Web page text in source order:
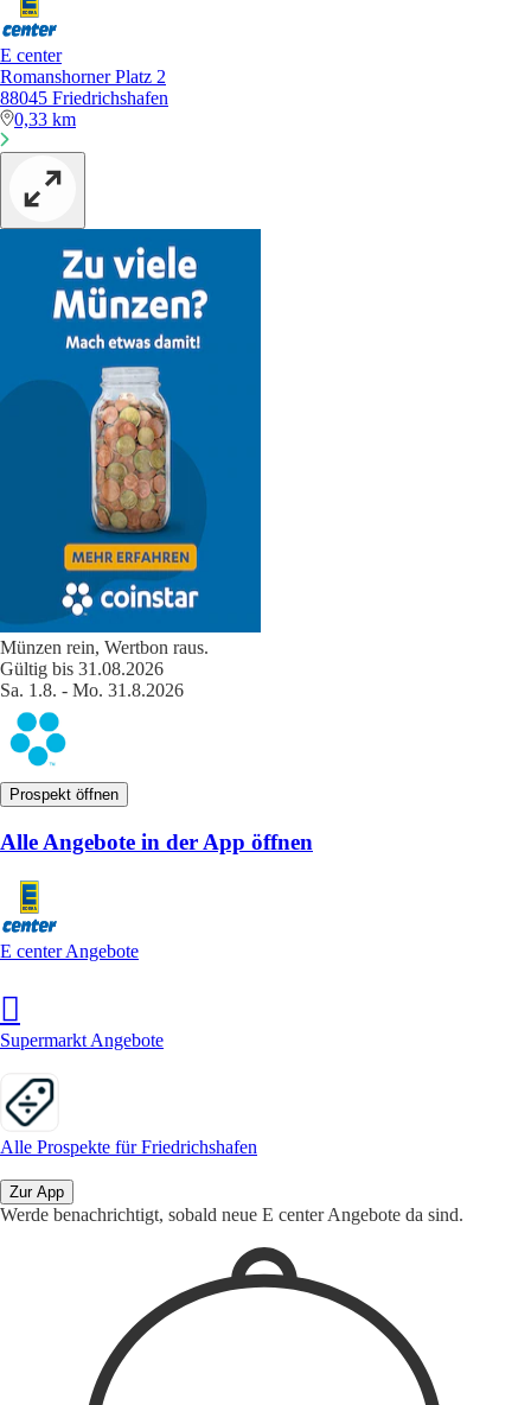
E center
Romanshorner Platz 2
88045 Friedrichshafen
0,33 km
Münzen rein, Wertbon raus.
Gültig bis 31.08.2026
Sa. 1.8. - Mo. 31.8.2026
Prospekt öffnen
Alle Angebote in der App öffnen
E center Angebote
Supermarkt Angebote
Alle Prospekte für Friedrichshafen
Zur App
Werde benachrichtigt, sobald neue E center Angebote da sind.